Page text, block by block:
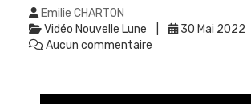
Emilie CHARTON
Vidéo Nouvelle Lune
30 Mai 2022
Aucun commentaire